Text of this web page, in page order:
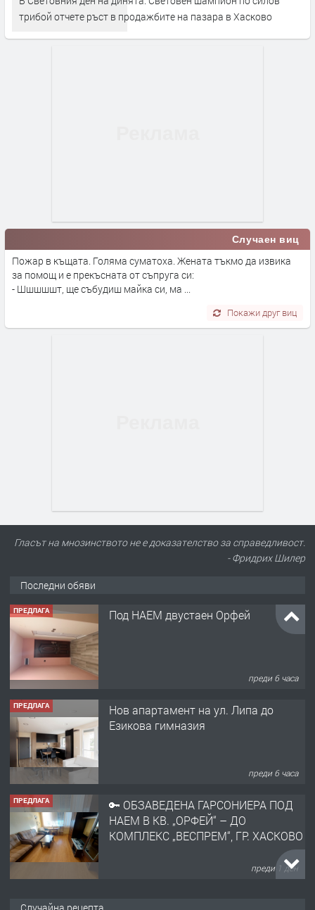
трибой отчете ръст в продажбите на пазара в Хасково
Случаен виц
Пожар в къщата. Голяма суматоха. Жената тъкмо да извика
за помощ и е прекъсната от съпруга си:
- Шшшшшт, ще събудиш майка си, ма ...
Покажи друг виц
Гласът на мнозинството не е доказателство за справедливост.
- Фридрих Шилер
Последни обяви
ПРЕДЛАГА Под НАЕМ двустаен Орфей
преди 6 часа
ПРЕДЛАГА
Нов апартамент на ул. Липа до
Езикова гимназия
преди 6 часа
ПРЕДЛАГА
🔑 ОБЗАВЕДЕНА ГАРСОНИЕРА ПОД
НАЕМ В КВ. „ОРФЕЙ“ – ДО
КОМПЛЕКС „ВЕСПРЕМ“, ГР. ХАСКОВО
преди 1 ден
Случайна рецепта